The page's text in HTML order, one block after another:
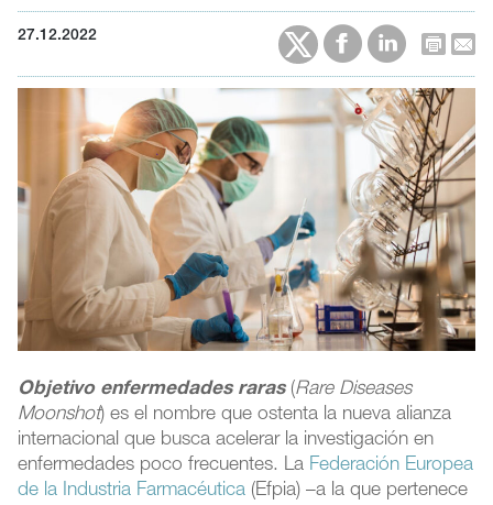
27.12.2022
Objetivo enfermedades raras(Rare Diseases
Moonshot) es el nombre que ostenta la nueva alianza
internacional que busca acelerar la investigación en
enfermedades poco frecuentes. La Federación Europea
de la Industria Farmacéutica (Efpia) –a la que pertenece